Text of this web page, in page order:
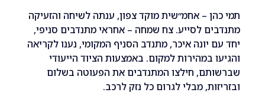
– אחמ״שית מוקד צפון, ענתה לשיחה והזעיקה
לסייע. צח שמחה – אחראי מתנדבים סניפי,
יונה איכר, מתנדב הסניף המקומי, נענו לקריאה
במהירות למקום. באמצעות הציוד הייעודי
חילצו המתנדבים את הפעוטה בשלום
מבלי לגרום כל נזק לרכב.